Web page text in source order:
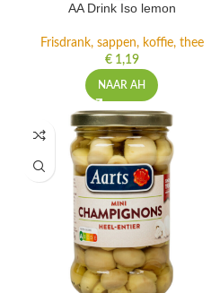
AA Drink Iso lemon
Frisdrank, sappen, koffie, thee
€1,19
NAAR AH